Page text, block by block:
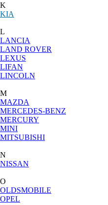
K
KIA
L
LANCIA
LAND ROVER
LEXUS
LIFAN
LINCOLN
M
MAZDA
MERCEDES-BENZ
MERCURY
MINI
MITSUBISHI
N
NISSAN
O
OLDSMOBILE
OPEL